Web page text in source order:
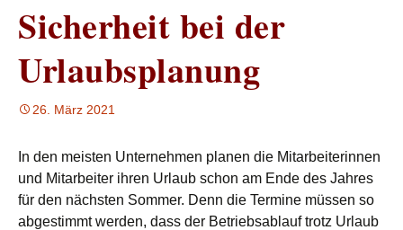
Sicherheit bei der
Urlaubsplanung
26. März 2021
In den meisten Unternehmen planen die Mitarbeiterinnen
und Mitarbeiter ihren Urlaub schon am Ende des Jahres
für den nächsten Sommer. Denn die Termine müssen so
abgestimmt werden, dass der Betriebsablauf trotz Urlaub